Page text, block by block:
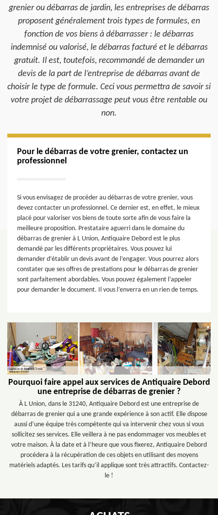
grenier ou débarras de jardin, les entreprises de débarras
proposent généralement trois types de formules, en
fonction de vos biens à débarrasser : le débarras
indemnisé ou valorisé, le débarras facturé et le débarras
gratuit. Il est, toutefois, recommandé de demander un
devis de la part de l’entreprise de débarras avant de
choisir le type de formule. Ceci vous permettra de savoir si
votre projet de débarrassage peut vous être rentable ou
non.
Pour le débarras de votre grenier, contactez un
professionnel
Si vous envisagez de procéder au débarras de votre grenier, vous
devez contacter un professionnel. Ce dernier est, en effet, le mieux
placé pour valoriser vos biens de toute sorte afin de vous faire la
meilleure proposition. Prestataire aguerri dans le domaine du
débarras de grenier à L Union, Antiquaire Debord est le plus
demandé par les différents propriétaires. Vous pouvez lui
demander d’établir un devis avant de l’engager. Vous pourrez alors
constater que ses offres de prestations pour le débarras de grenier
sont parfaitement abordables. Vous pouvez également l’appeler
pour demander le document. Il vous l’enverra en un rien de temps.
Pourquoi faire appel aux services de Antiquaire Debord
une entreprise de débarras de grenier ?
À L Union, dans le 31240, Antiquaire Debord est une entreprise de
débarras de grenier qui a une grande expérience à son actif. Elle dispose
aussi d’une équipe très compétente qui va intervenir chez vous si vous
sollicitez ses services. Elle veillera à ne pas endommager vos meubles et
votre maison. À la date et à l’heure que vous fixerez, Antiquaire Debord
procédera à la récupération de ces objets en utilisant des moyens
matériels adaptés. Les tarifs qu’il applique sont très attractifs. Contactez-
le !